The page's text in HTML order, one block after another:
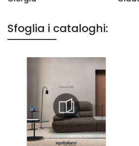
Sfoglia i cataloghi: